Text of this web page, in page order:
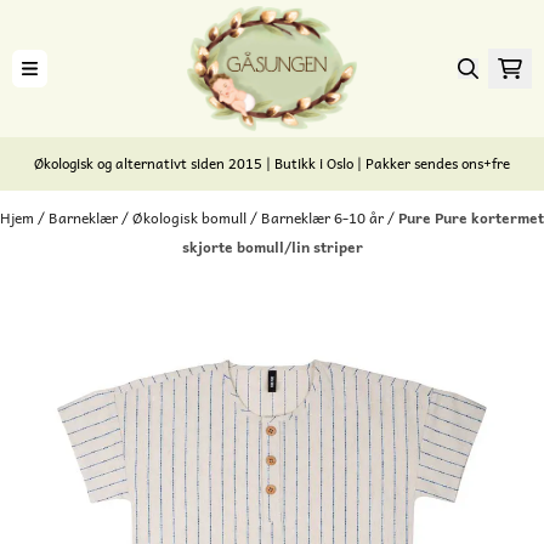
Økologisk og alternativt siden 2015 | Butikk i Oslo | Pakker sendes ons+fre
Hjem / Barneklær/Økologisk bomull/ Barneklær 6-10 år/ Pure Pure kortermet
skjorte bomull/lin striper